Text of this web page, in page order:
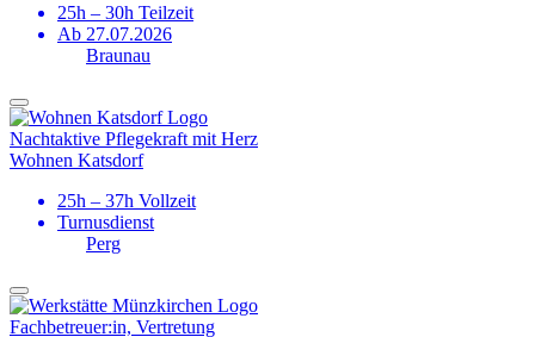
25h – 30h Teilzeit
Ab 27.07.2026
Braunau
Nachtaktive Pflegekraft mit Herz
Wohnen Katsdorf
25h – 37h Vollzeit
Turnusdienst
Perg
Fachbetreuer:in, Vertretung